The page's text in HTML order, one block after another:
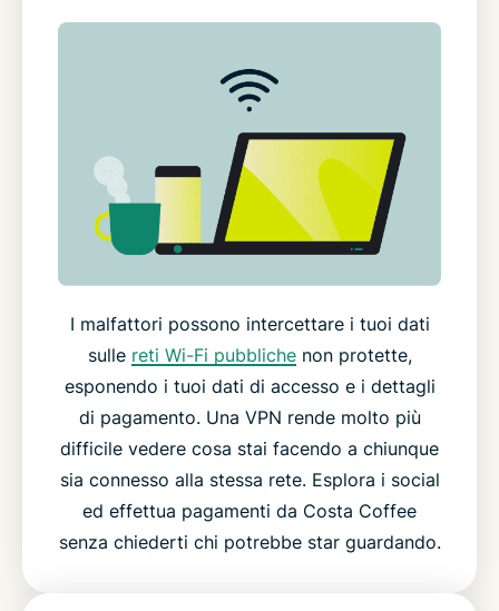
I malfattori possono intercettare i tuoi dati
sulle reti Wi-Fi pubblichenon protette,
esponendo i tuoi dati di accesso e i dettagli
di pagamento. Una VPN rende molto più
difficile vedere cosa stai facendo a chiunque
sia connesso alla stessa rete. Esplora i social
ed effettua pagamenti da Costa Coffee
senza chiederti chi potrebbe star guardando.